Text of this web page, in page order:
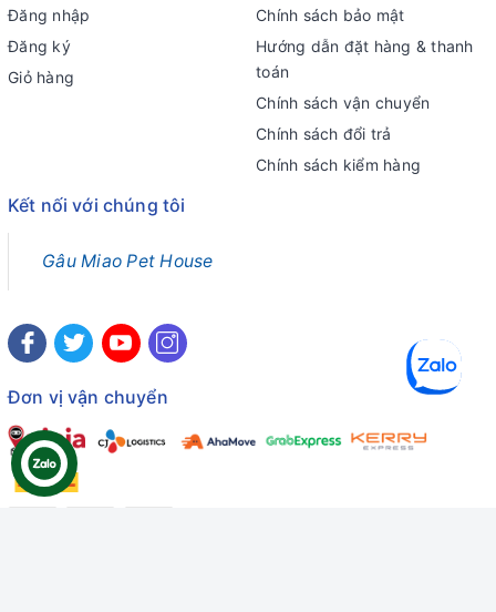
Đăng nhập
Đăng ký
Giỏ hàng
Chính sách bảo mật
Hướng dẫn đặt hàng & thanh
toán
Chính sách vận chuyển
Chính sách đổi trả
Chính sách kiểm hàng
Kết nối với chúng tôi
Gâu Miao Pet House
Đơn vị vận chuyển